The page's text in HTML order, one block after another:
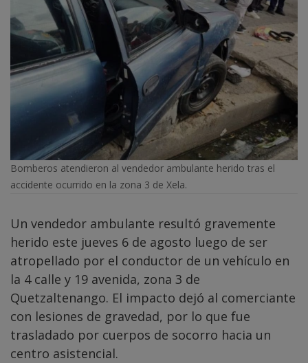
Bomberos atendieron al vendedor ambulante herido tras el
accidente ocurrido en la zona 3 de Xela.
Un vendedor ambulante resultó gravemente
herido este jueves 6 de agosto luego de ser
atropellado por el conductor de un vehículo en
la 4 calle y 19 avenida, zona 3 de
Quetzaltenango. El impacto dejó al comerciante
con lesiones de gravedad, por lo que fue
trasladado por cuerpos de socorro hacia un
centro asistencial.